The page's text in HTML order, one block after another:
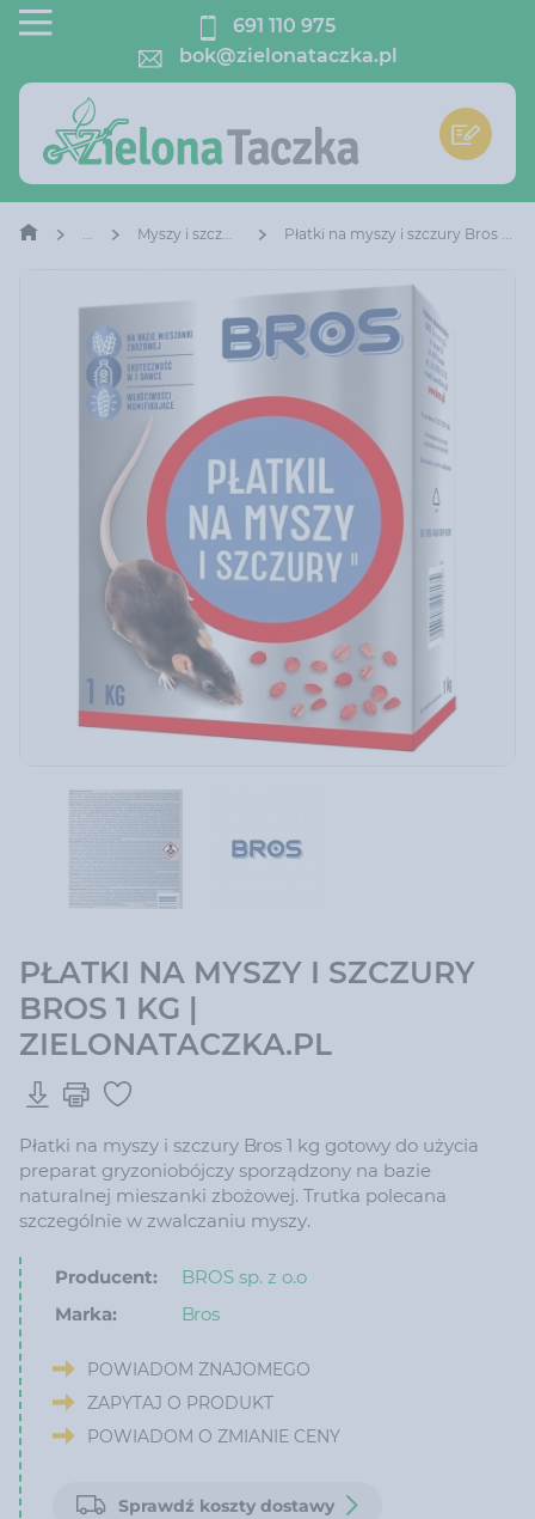
691 110 975
bok@zielonataczka.pl
Myszy i szczury Płatki na myszy i szczury Bros 1 kg
PŁATKI NA MYSZY I SZCZURY
BROS 1 KG |
ZIELONATACZKA.PL
Płatki na myszy i szczury Bros 1 kg gotowy do użycia
preparat gryzoniobójczy sporządzony na bazie
naturalnej mieszanki zbożowej. Trutka polecana
szczególnie w zwalczaniu myszy.
Producent:
BROS sp. z o.o
Marka:
Bros
POWIADOM ZNAJOMEGO
ZAPYTAJ O PRODUKT
POWIADOM O ZMIANIE CENY
Sprawdź koszty dostawy